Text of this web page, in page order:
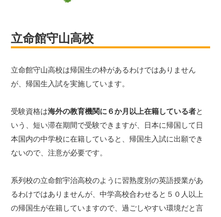
立命館守山高校
立命館守山高校は帰国生の枠があるわけではありません
が、帰国生入試を実施しています。
受験資格は海外の教育機関に６か月以上在籍している者と
いう、短い滞在期間で受験できますが、日本に帰国して日
本国内の中学校に在籍していると、帰国生入試に出願でき
ないので、注意が必要です。
系列校の立命館宇治高校のように習熟度別の英語授業があ
るわけではありませんが、中学高校合わせると５０人以上
の帰国生が在籍していますので、過ごしやすい環境だと言